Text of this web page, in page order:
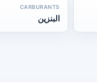
CARBURANTS
البنزين